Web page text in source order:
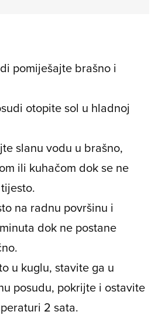
pomiješajte brašno i
otopite sol u hladnoj
slanu vodu u brašno,
ili kuhačom dok se ne
na radnu površinu i
dok ne postane
u kuglu, stavite ga u
posudu, pokrijte i ostavite
2 sata.